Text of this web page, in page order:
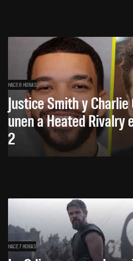
HACE 6 HORAS
Justice Smith y
unen a Heated Rivalry
2
HACE 7 HORAS